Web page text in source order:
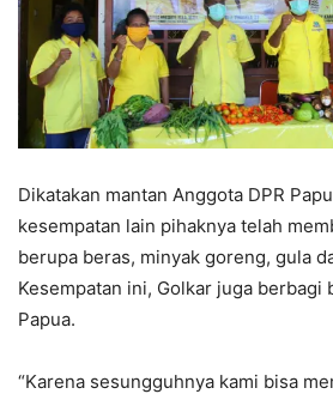
Dikatakan mantan Anggota DPR
kesempatan lain pihaknya telah
berupa beras, minyak goreng, gula
Kesempatan ini, Golkar juga berbagi
Papua.
“Karena sesungguhnya kami bisa